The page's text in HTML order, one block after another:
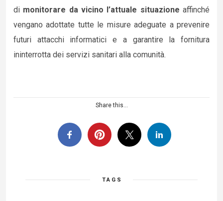
di monitorare da vicino l’attuale situazione affinché
vengano adottate tutte le misure adeguate a prevenire
futuri attacchi informatici e a garantire la fornitura
ininterrotta dei servizi sanitari alla comunità.
Share this...
TAGS